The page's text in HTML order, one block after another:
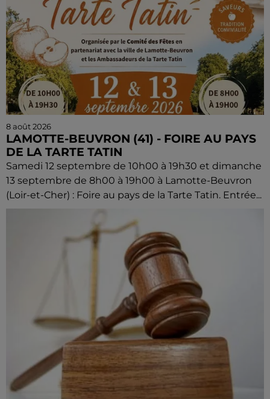
8 août 2026
LAMOTTE-BEUVRON (41) - FOIRE AU PAYS
DE LA TARTE TATIN
Samedi 12 septembre de 10h00 à 19h30 et dimanche
13 septembre de 8h00 à 19h00 à Lamotte-Beuvron
(Loir-et-Cher) : Foire au pays de la Tarte Tatin. Entrée...